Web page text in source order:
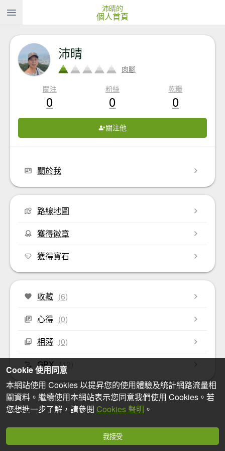
沛晴的
個人首頁
沛晴
肉腳
關注
0
粉絲
0
乾糧
0
關注他
關於我
路線地圖
獲得徽章
獲得寶石
收藏 (6)
心得 (0)
相簿 (0)
GPX (12)
Cookie 使用同意
本網站使用 Cookies 以提昇您的使用體驗及統計網路流量相
關資料。繼續使用本網站表示您同意我們使用 Cookies。若
您想進一步了解，請參閱 Cookies 聲明 。
我接受